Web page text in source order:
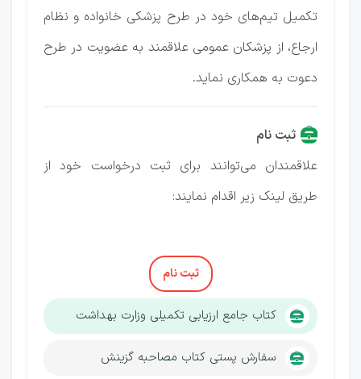
تکمیل تیم‌های خود در طرح پزشکی خانواده و نظام
ارجاع، از پزشکان عمومی علاقمند به عضویت در طرح
دعوت به همکاری نماید.
ثبت نام
علاقمندان می‌توانند برای ثبت درخواست خود از
طریق لینک زیر اقدام نمایند:
ثبت نام
کتاب جامع ارزیابی تکمیلی وزارت بهداشت
سفارش پستی کتاب مصاحبه گزینش